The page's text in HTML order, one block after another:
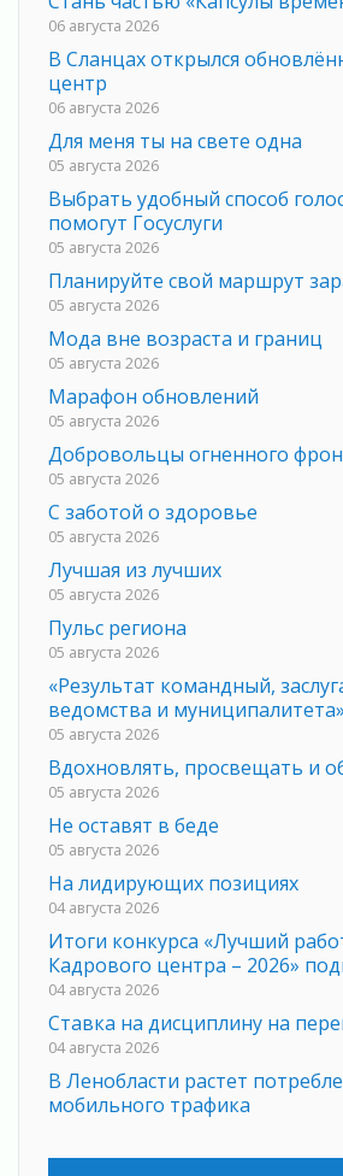
06 августа 2026
В Сланцах открылся
центр
06 августа 2026
Для меня ты на свете одна
05 августа 2026
Выбрать удобный способ
помогут Госуслуги
05 августа 2026
Планируйте свой маршрут
05 августа 2026
Мода вне возраста и границ
05 августа 2026
Марафон обновлений
05 августа 2026
Добровольцы огненного
05 августа 2026
С заботой о здоровье
05 августа 2026
Лучшая из лучших
05 августа 2026
Пульс региона
05 августа 2026
«Результат командный,
ведомства и муниципалитета»
05 августа 2026
Вдохновлять, просвещать и
05 августа 2026
Не оставят в беде
05 августа 2026
На лидирующих позициях
04 августа 2026
Итоги конкурса «Лучший
Кадрового центра – 2026»
04 августа 2026
Ставка на дисциплину на
04 августа 2026
В Ленобласти растет
мобильного трафика
Полумрак бьёт по карману